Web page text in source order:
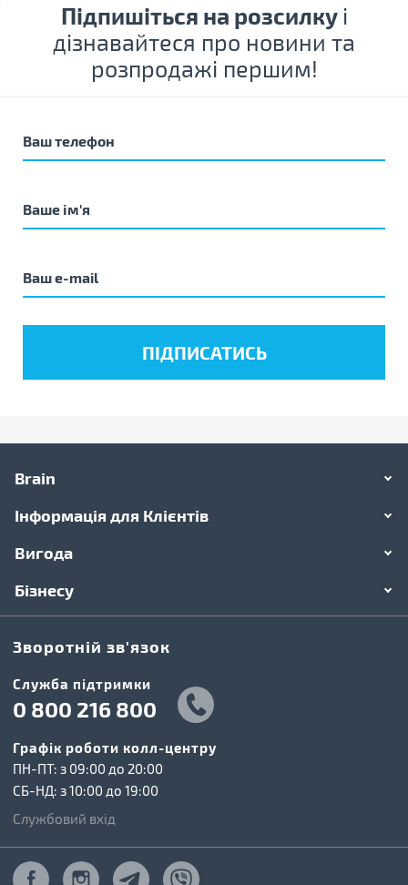
Підпишіться на розсилку і
дізнавайтеся про новини та
розпродажі першим!
Brain
Інформація для Клієнтів
Вигода
Бізнесу
Зворотній зв'язок
Cлужба підтримки
0 800 216 800
Графік роботи колл-центру
ПН-ПТ: з 09:00 до 20:00
СБ-НД: з 10:00 до 19:00
Службовий вхід